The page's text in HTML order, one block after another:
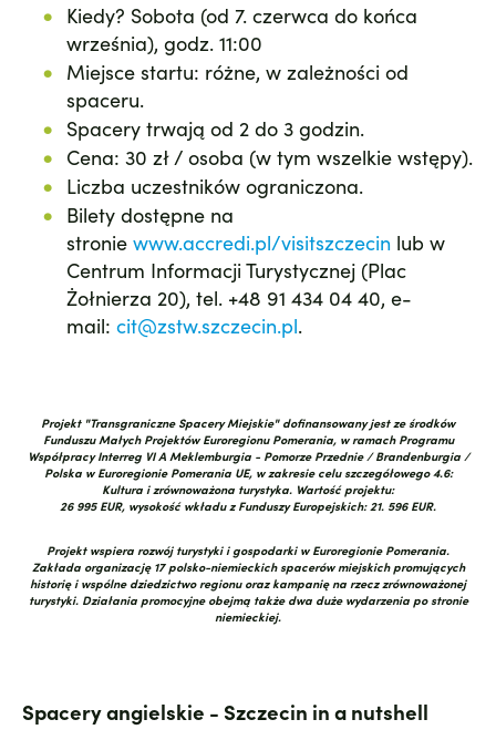
Kiedy? Sobota (od 7. czerwca do końca
września), godz. 11:00
Miejsce startu: różne, w zależności od
spaceru.
Spacery trwają od 2 do 3 godzin.
Cena: 30 zł / osoba (w tym wszelkie wstępy).
Liczba uczestników ograniczona.
Bilety dostępne na
stronie www.accredi.pl/visitszczecin lub w
Centrum Informacji Turystycznej (Plac
Żołnierza 20), tel. +48 91 434 04 40, e-
mail: cit@zstw.szczecin.pl.
Projekt "Transgraniczne Spacery Miejskie" dofinansowany jest ze środków
Funduszu Małych Projektów Euroregionu Pomerania, w ramach Programu
Współpracy Interreg VI A Meklemburgia - Pomorze Przednie / Brandenburgia /
Polska w Euroregionie Pomerania UE, w zakresie celu szczegółowego 4.6:
Kultura i zrównoważona turystyka. Wartość projektu:
26 995 EUR, wysokość wkładu z Funduszy Europejskich: 21. 596 EUR.
Projekt wspiera rozwój turystyki i gospodarki w Euroregionie Pomerania.
Zakłada organizację 17 polsko-niemieckich spacerów miejskich promujących
historię i wspólne dziedzictwo regionu oraz kampanię na rzecz zrównoważonej
turystyki. Działania promocyjne obejmą także dwa duże wydarzenia po stronie
niemieckiej.
Spacery angielskie - Szczecin in a nutshell